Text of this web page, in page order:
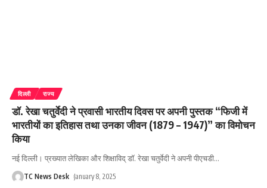
दिल्ली राज्य
डॉ. रेखा चतुर्वेदी ने प्रवासी भारतीय दिवस पर अपनी पुस्तक “फिजी में
भारतीयों का इतिहास तथा उनका जीवन (1879 – 1947)” का विमोचन
किया
नई दिल्ली। प्रख्यात लेखिका और शिक्षाविद् डॉ. रेखा चतुर्वेदी ने अपनी पीएचडी…
TC News Desk January 8, 2025